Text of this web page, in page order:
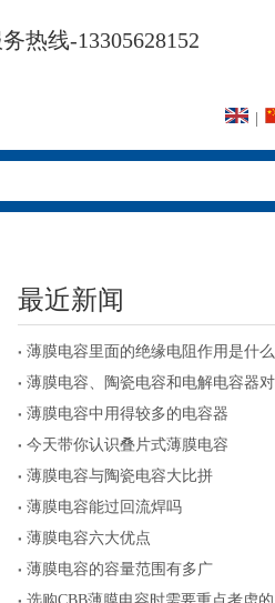
热线-13305628152
最近新闻
薄膜电容里面的绝缘电阻作用是什么
薄膜电容中用得较多的电容器
今天带你认识叠片式薄膜电容
薄膜电容与陶瓷电容大比拼
薄膜电容能过回流焊吗
薄膜电容六大优点
薄膜电容的容量范围有多广